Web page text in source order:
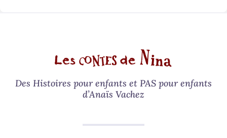
Des Histoires pour enfants et PAS pour enfants
d’Anaïs Vachez